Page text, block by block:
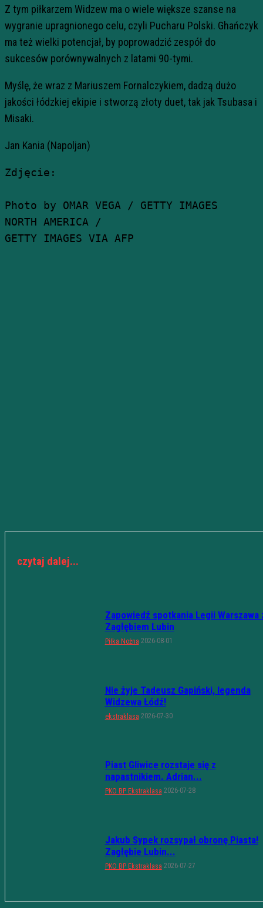
Z tym piłkarzem Widzew ma o wiele większe szanse na
wygranie upragnionego celu, czyli Pucharu Polski. Ghańczyk
ma też wielki potencjał, by poprowadzić zespół do
sukcesów porównywalnych z latami 90-tymi.
Myślę, że wraz z Mariuszem Fornalczykiem, dadzą dużo
jakości łódzkiej ekipie i stworzą złoty duet, tak jak Tsubasa i
Misaki.
Jan Kania (Napoljan)
Zdjęcie:
Photo by OMAR VEGA / GETTY IMAGES
NORTH AMERICA /
GETTY IMAGES VIA AFP
czytaj dalej...
Zapowiedź spotkania Legii Warszawa
Zagłębiem Lubin
Piłka Nożna 2026-08-01
Nie żyje Tadeusz Gapiński, legenda
Widzewa Łódź!
ekstraklasa 2026-07-30
Piast Gliwice rozstaje się z
napastnikiem. Adrian...
PKO BP Ekstraklasa 2026-07-28
Jakub Sypek rozsypał obronę Piasta!
Zagłębie Lubin...
PKO BP Ekstraklasa 2026-07-27